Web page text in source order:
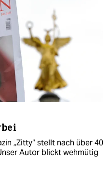
„Zitty“ stellt nach über 40
Autor blickt wehmütig